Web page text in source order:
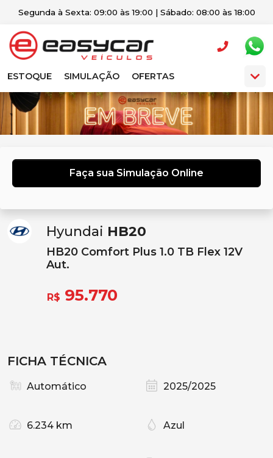
Segunda à Sexta: 09:00 às 19:00 | Sábado: 08:00 às 18:00
ESTOQUE SIMULAÇÃO OFERTAS
Faça sua Simulação Online
Hyundai HB20
HB20 Comfort Plus 1.0 TB Flex 12V
Aut.
R$ 95.770
FICHA TÉCNICA
Automático 2025/2025
6.234 km Azul